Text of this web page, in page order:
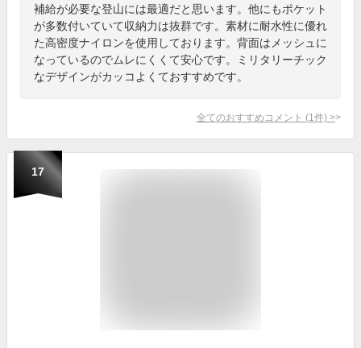
補給が必要な登山には最適だと思います。他にもポケット
が多数付いていて収納力は抜群です。素材に耐水性に優れ
た高密度ナイロンを使用しております。背面はメッシュに
なっているのでムレにくくて安心です。ミリタリーチック
なデザインがカッコよくておすすめです。
全てのおすすめコメント (1 件) >
17